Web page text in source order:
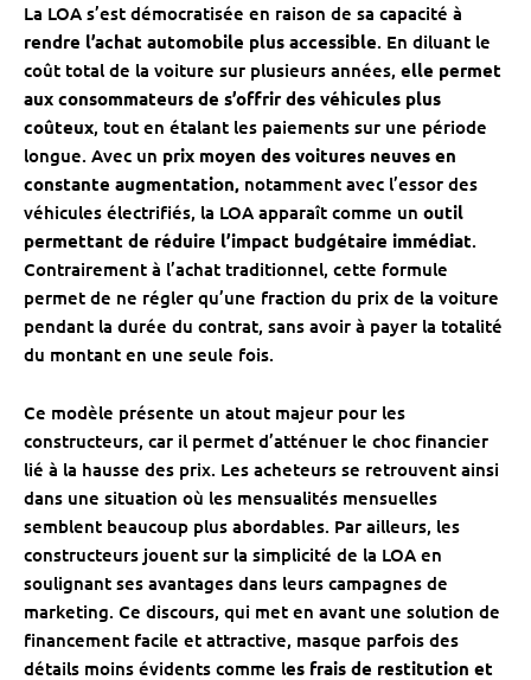
La LOA s’est démocratisée en raison de sa capacité à
rendre l’achat automobile plus accessible. En diluant le
coût total de la voiture sur plusieurs années, elle permet
aux consommateurs de s’offrir des véhicules plus
coûteux, tout en étalant les paiements sur une période
longue. Avec un prix moyen des voitures neuves en
constante augmentation, notamment avec l’essor des
véhicules électrifiés, la LOA apparaît comme un outil
permettant de réduire l’impact budgétaire immédiat.
Contrairement à l’achat traditionnel, cette formule
permet de ne régler qu’une fraction du prix de la voiture
pendant la durée du contrat, sans avoir à payer la totalité
du montant en une seule fois.
Ce modèle présente un atout majeur pour les
constructeurs, car il permet d’atténuer le choc financier
lié à la hausse des prix. Les acheteurs se retrouvent ainsi
dans une situation où les mensualités mensuelles
semblent beaucoup plus abordables. Par ailleurs, les
constructeurs jouent sur la simplicité de la LOA en
soulignant ses avantages dans leurs campagnes de
marketing. Ce discours, qui met en avant une solution de
financement facile et attractive, masque parfois des
détails moins évidents comme les frais de restitution et